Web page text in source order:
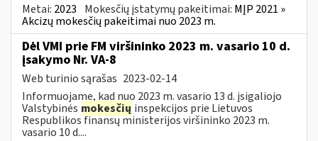
Metai: 2023 Mokesčių įstatymų pakeitimai: MĮP 2021 »
Akcizų mokesčių pakeitimai nuo 2023 m.
Dėl VMI prie FM viršininko 2023 m. vasario 10 d.
įsakymo Nr. VA-8
Web turinio sąrašas 2023-02-14
Informuojame, kad nuo 2023 m. vasario 13 d. įsigaliojo
Valstybinės mokesčių inspekcijos prie Lietuvos
Respublikos finansų ministerijos viršininko 2023 m.
vasario 10 d....